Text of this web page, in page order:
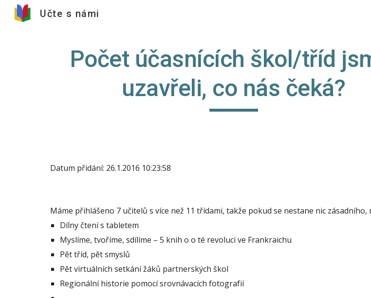
Učte s námi
Počet účasnících škol/tříd
uzavřeli, co nás čeká?
Datum přidání: 26.1.2016 10:23:58
Máme přihlášeno 7 učitelů s více než 11 třídami, takže pokud se nestane nic
Dílny čtení s tabletem
Myslíme, tvoříme, sdílíme – 5 knih o o té revoluci ve Frankraichu
Pět tříd, pět smyslů
Pět virtuálních setkání žáků partnerských škol
Regionální historie pomocí srovnávacích fotografií